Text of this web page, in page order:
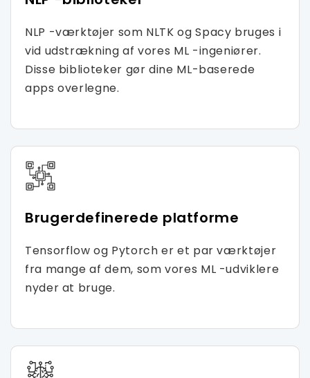
NLP -værktøjer som NLTK og Spacy bruges i
vid udstrækning af vores ML -ingeniører.
Disse biblioteker gør dine ML-baserede
apps overlegne.
Brugerdefinerede platforme
Tensorflow og Pytorch er et par værktøjer
fra mange af dem, som vores ML -udviklere
nyder at bruge.